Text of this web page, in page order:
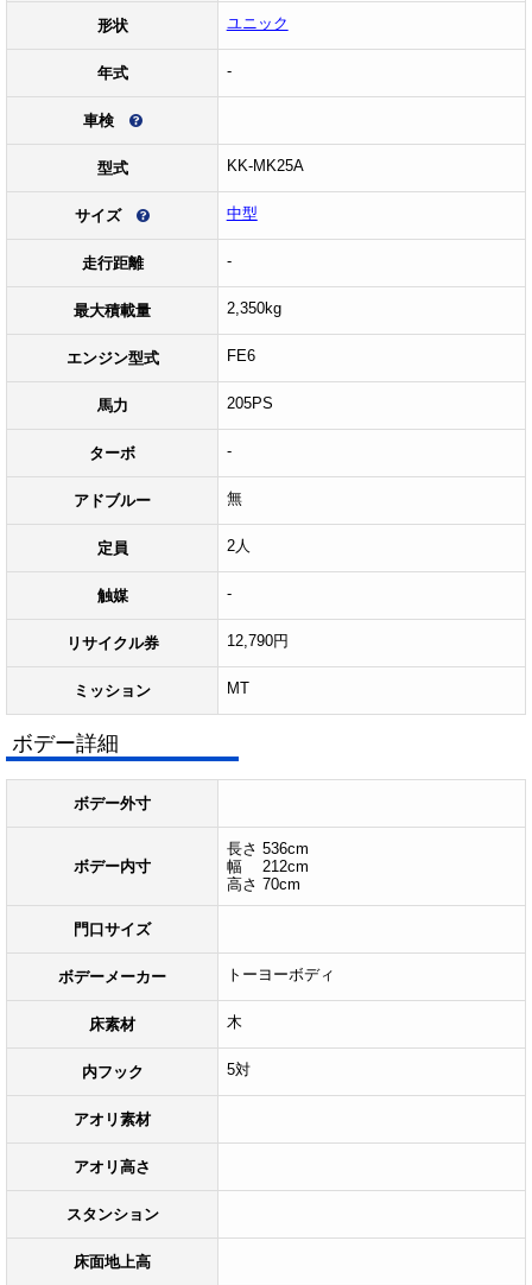
形状 ユニック
年式 -
車検
型式 KK-MK25A
サイズ 中型
走行距離 -
最大積載量 2,350kg
エンジン型式 FE6
馬力 205PS
ターボ -
アドブルー 無
定員 2人
触媒 -
リサイクル券 12,790円
ミッション MT
ボデー詳細
ボデー外寸
ボデー内寸
長さ 536cm
幅 212cm
高さ 70cm
門口サイズ
ボデーメーカー トーヨーボディ
床素材 木
内フック 5対
アオリ素材
アオリ高さ
スタンション
床面地上高